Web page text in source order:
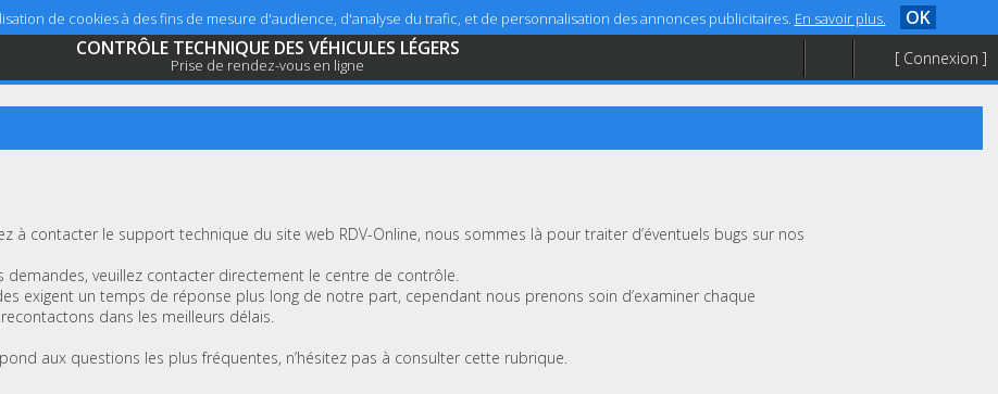
de cookies à des fins de mesure d'audience, d'analyse du trafic, et de personnalisation des annonces publicitaires. En savoir plus. OK
CONTRÔLE TECHNIQUE DES VÉHICULES LÉGERS
Prise de rendez-vous en ligne [ Connexion ]
à contacter le support technique du site web RDV-Online, nous sommes là pour traiter d’éventuels bugs sur nos
demandes, veuillez contacter directement le centre de contrôle.
exigent un temps de réponse plus long de notre part, cependant nous prenons soin d’examiner chaque
dans les meilleurs délais.
aux questions les plus fréquentes, n’hésitez pas à consulter cette rubrique.